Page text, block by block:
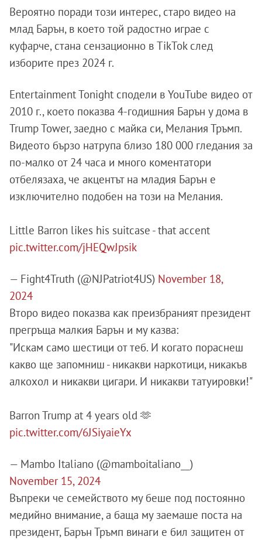
Вероятно поради този интерес, старо видео на
млад Барън, в което той радостно играе с
куфарче, стана сензационно в TikTok след
изборите през 2024 г.
Entertainment Tonight сподели в YouTube видео от
2010 г., което показва 4-годишния Барън у дома в
Trump Tower, заедно с майка си, Мелания Тръмп.
Видеото бързо натрупа близо 180 000 гледания за
по-малко от 24 часа и много коментатори
отбелязаха, че акцентът на младия Барън е
изключително подобен на този на Мелания.
Little Barron likes his suitcase - that accent
pic.twitter.com/jHEQwJpsik
— Fight4Truth (@NJPatriot4US) November 18,
2024
Второ видео показва как преизбраният президент
прегръща малкия Барън и му казва:
"Искам само шестици от теб. И когато пораснеш
какво ще запомниш - никакви наркотици, никакъв
алкохол и никакви цигари. И никакви татуировки!"
Barron Trump at 4 years old 🫶
pic.twitter.com/6JSiyaieYx
— Mambo Italiano (@mamboitaliano__)
November 15, 2024
Въпреки че семейството му беше под постоянно
медийно внимание, а баща му заемаше поста на
президент, Барън Тръмп винаги е бил защитен от